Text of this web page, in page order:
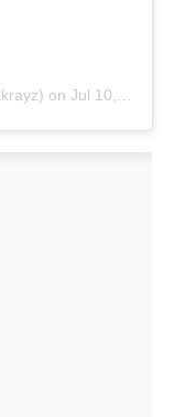
on Jul 10, 2020 at 1:09pm PDT